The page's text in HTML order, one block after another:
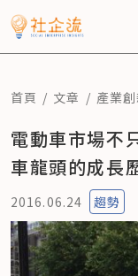
首頁 文章 產業
電動車市場不
車龍頭的成長
2016.06.24 趨勢